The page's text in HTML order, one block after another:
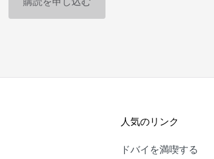
人気のリンク
ドバイを満喫する